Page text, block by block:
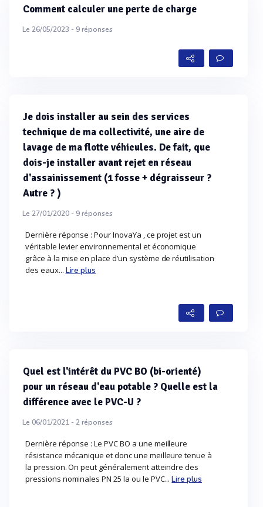
Comment calculer une perte de charge
Le 26/05/2023 - 9réponses
Je dois installer au sein des services
technique de ma collectivité, une aire de
lavage de ma flotte véhicules. De fait, que
dois-je installer avant rejet en réseau
d'assainissement (1 fosse + dégraisseur ?
Autre ? )
Le 27/01/2020 - 9réponses
Dernière réponse : Pour InovaYa , ce projet est un
véritable levier environnemental et économique
grâce à la mise en place d’un système de réutilisation
des eaux... Lire plus
Quel est l'intérêt du PVC BO (bi-orienté)
pour un réseau d'eau potable ? Quelle est la
différence avec le PVC-U ?
Le 06/01/2021 -2réponses
Dernière réponse : Le PVC BO a une meilleure
résistance mécanique et donc une meilleure tenue à
la pression. On peut généralement atteindre des
pressions nominales PN 25 la ou le PVC...Lire plus